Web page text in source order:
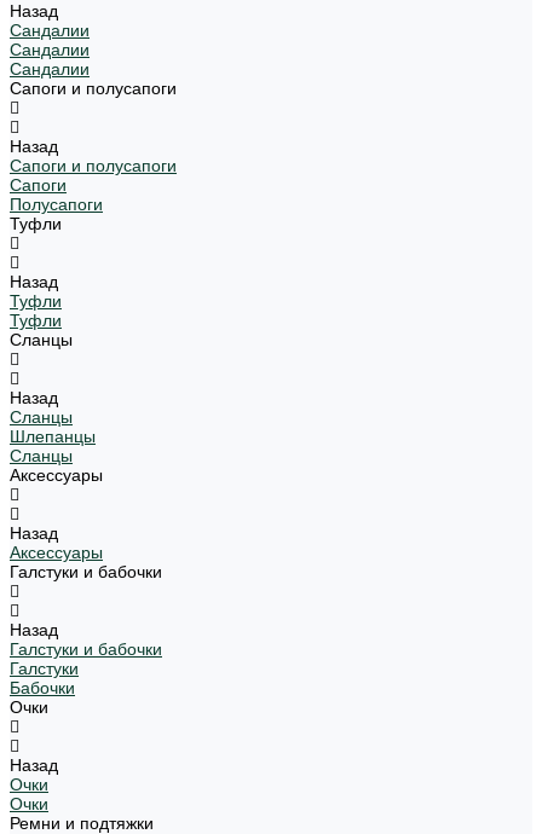
Назад
Сандалии
Сандалии
Сандалии
Сапоги и полусапоги
Назад
Сапоги и полусапоги
Сапоги
Полусапоги
Туфли
Назад
Туфли
Туфли
Сланцы
Назад
Сланцы
Шлепанцы
Сланцы
Аксессуары
Назад
Аксессуары
Галстуки и бабочки
Назад
Галстуки и бабочки
Галстуки
Бабочки
Очки
Назад
Очки
Очки
Ремни и подтяжки